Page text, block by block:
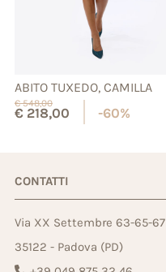
ABITO TUXEDO, CAMILLA
€548,00
€218,00 -60%
CONTATTI
Via XX Settembre 63-65-67
35122 - Padova (PD)